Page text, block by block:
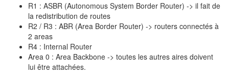
R1 : ASBR (Autonomous System Border Router) -> il fait de
la redistribution de routes
R2 / R3 : ABR (Area Border Router) -> routers connectés à
2 areas
R4 : Internal Router
Area 0 : Area Backbone -> toutes les autres aires doivent
lui être attachées.